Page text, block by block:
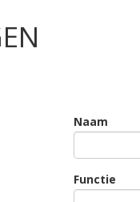
Naam
Functie